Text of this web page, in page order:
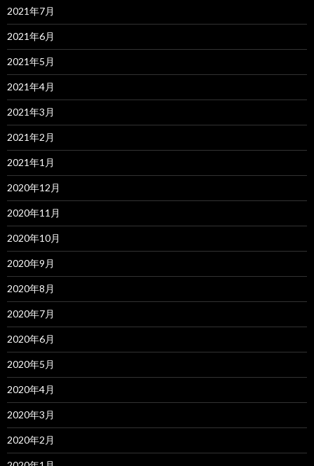
2021年7月
2021年6月
2021年5月
2021年4月
2021年3月
2021年2月
2021年1月
2020年12月
2020年11月
2020年10月
2020年9月
2020年8月
2020年7月
2020年6月
2020年5月
2020年4月
2020年3月
2020年2月